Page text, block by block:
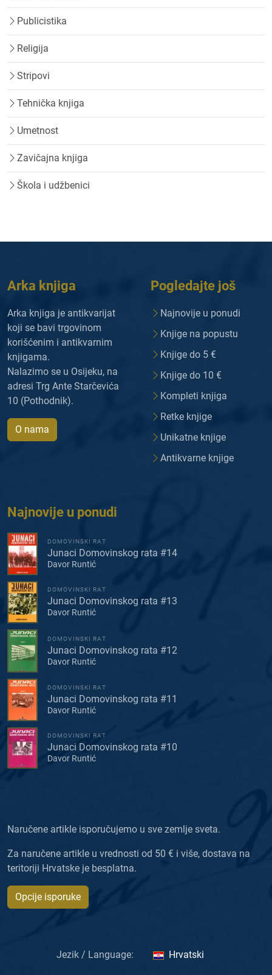
Publicistika
Religija
Stripovi
Tehnička knjiga
Umetnost
Zavičajna knjiga
Škola i udžbenici
Arka knjiga
Arka knjiga je antikvarijat
koji se bavi trgovinom
korišćenim i antikvarnim
knjigama.
Nalazimo se u Osijeku, na
adresi Trg Ante Starčevića
10 (Pothodnik).
O nama
Pogledajte još
Najnovije u ponudi
Knjige na popustu
Knjige do 5 €
Knjige do 10 €
Kompleti knjiga
Retke knjige
Unikatne knjige
Antikvarne knjige
Najnovije u ponudi
DOMOVINSKI RAT
Junaci Domovinskog rata #14
Davor Runtić
DOMOVINSKI RAT
Junaci Domovinskog rata #13
Davor Runtić
DOMOVINSKI RAT
Junaci Domovinskog rata #12
Davor Runtić
DOMOVINSKI RAT
Junaci Domovinskog rata #11
Davor Runtić
DOMOVINSKI RAT
Junaci Domovinskog rata #10
Davor Runtić
Naručene artikle isporučujemo u sve zemlje sveta.
Za naručene artikle u vrednosti od 50 € i više, dostava na
teritoriji Hrvatske je besplatna.
Opcije isporuke
Jezik / Language: Hrvatski